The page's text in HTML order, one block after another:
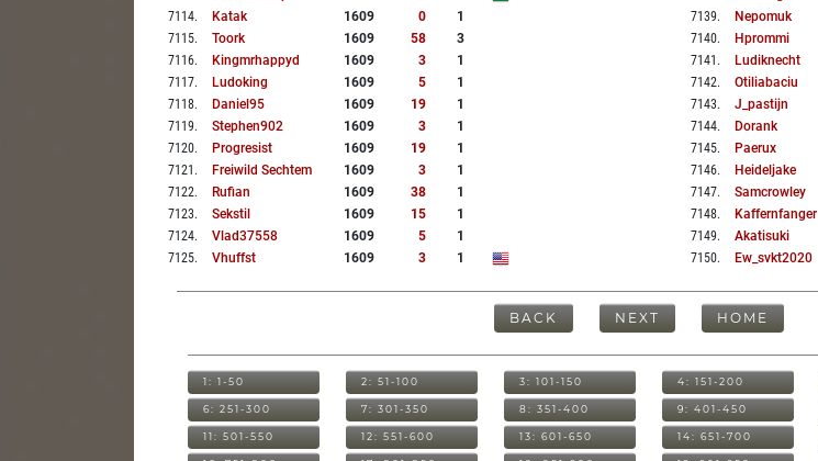
7114. Katak 1609 0
1
7115. Toork 1609 58
3
7116. Kingmrhappyd 1609 3
1
7117. Ludoking 1609 5
1
7118. Daniel95 1609 19
1
7119. Stephen902 1609 3
1
7120. Progresist 1609 19
1
7121 . Freiwild Sechtem 1609 3
1
7122. Rufian 1609 38
1
7123. Sekstil 1609 15
1
7124. Vlad37558 1609 5
1
7125. Vhuffst 1609 3 1
7139. Nepomuk
7140. Hprommi
7141 . Ludiknecht
7142. Otiliabaciu
7143. J_pastijn
7144. Dorank
7145. Paerux
7146. Heideljake
7147. Samcrowley
7148. Kaffernfanger
7149. Akatisuki
7150. Ew_svkt2020
BACK NEXT HOME
1: 1-50 2: 51-100 3: 101-150 4: 151-200
6: 251-300 7: 301-350 8: 351-400 9: 401-450
11: 501-550 12: 551-600 13: 601-650 14: 651-700